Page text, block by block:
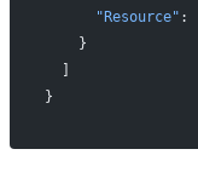
      "Resource"
:
    }
  ]
}